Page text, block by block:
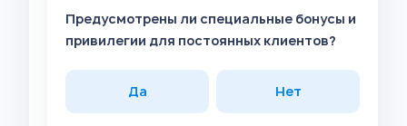
Предусмотрены ли специальные бонусы и
привилегии для постоянных клиентов?
Да Нет